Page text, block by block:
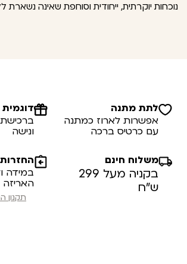
נוכחות יוקרתית, ייחודית וסוחפת שאינה
לתת מתנה
אפשרות לארוז כמתנה
עם כרטיס ברכה
ונישה
משלוח חינם
בקניה מעל 299
ש”ח
במידה
האריזה
תקנון